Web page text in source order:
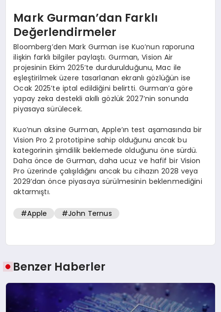
Mark Gurman’dan Farklı
Değerlendirmeler
Bloomberg’den Mark Gurman ise Kuo’nun raporuna
ilişkin farklı bilgiler paylaştı. Gurman, Vision Air
projesinin Ekim 2025’te durdurulduğunu, Mac ile
eşleştirilmek üzere tasarlanan ekranlı gözlüğün ise
Ocak 2025’te iptal edildiğini belirtti. Gurman’a göre
yapay zeka destekli akıllı gözlük 2027’nin sonunda
piyasaya sürülecek.
Kuo’nun aksine Gurman, Apple’ın test aşamasında bir
Vision Pro 2 prototipine sahip olduğunu ancak bu
kategorinin şimdilik beklemede olduğunu öne sürdü.
Daha önce de Gurman, daha ucuz ve hafif bir Vision
Pro üzerinde çalışıldığını ancak bu cihazın 2028 veya
2029’dan önce piyasaya sürülmesinin beklenmediğini
aktarmıştı.
#Apple #John Ternus
Benzer Haberler